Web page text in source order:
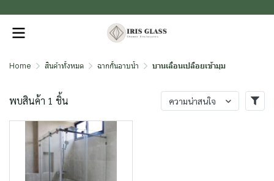
Home สินค้าทั้งหมด ฉากกั้นอาบน้ำ บานเลื่อนเปลือยเข้ามุม
พบสินค้า 1 ชิ้น ความน่าสนใจ